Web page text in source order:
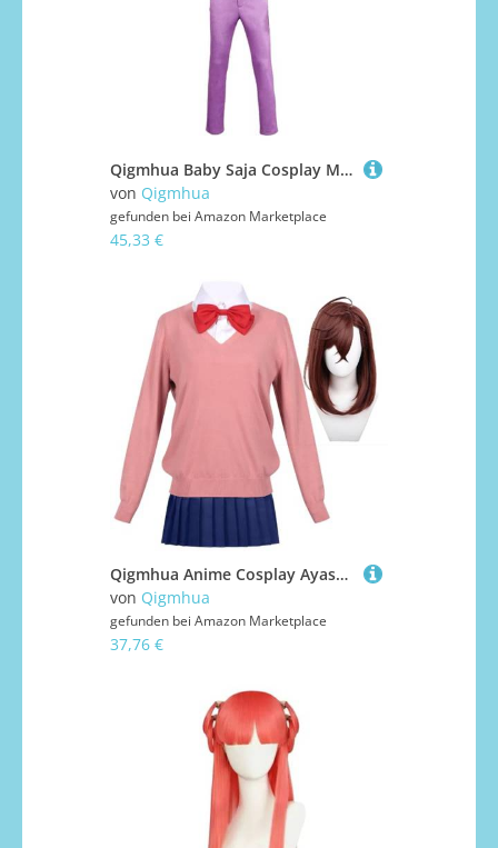
Qigmhua Baby Saja Cosplay Mystery/Jinu/Abby Kostüm, Anime Cosplay Outfit Baby Saja Pullover Shirt Sweater Halloween Kostüm Damen Herren
von Qigmhua
gefunden bei Amazon Marketplace
45,33 €
Qigmhua Anime Cosplay Ayase Momo/Okarun Kostüm Anime Japanische Schuluniform Cosplay Outfits Halloween Anzug Damen Herren
von Qigmhua
gefunden bei Amazon Marketplace
37,76 €